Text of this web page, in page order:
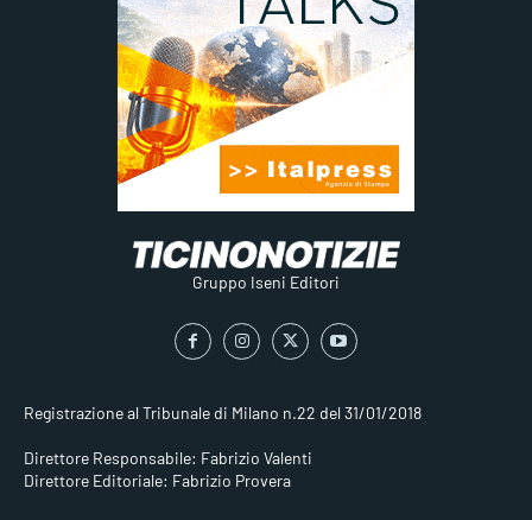
Gruppo Iseni Editori
Registrazione al Tribunale di Milano n.22 del 31/01/2018
Direttore Responsabile: Fabrizio Valenti
Direttore Editoriale: Fabrizio Provera